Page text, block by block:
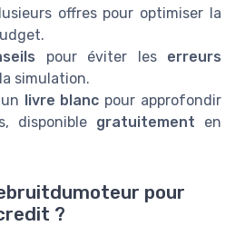
offres pour optimiser la
pour éviter les erreurs
simulation.
livre blanc pour approfondir
disponible gratuitement en
pour
?